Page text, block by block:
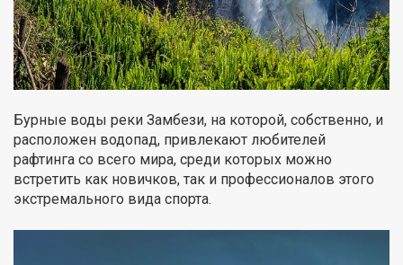
Бурные воды реки Замбези, на которой, собственно, и
расположен водопад, привлекают любителей
рафтинга со всего мира, среди которых можно
встретить как новичков, так и профессионалов этого
экстремального вида спорта.